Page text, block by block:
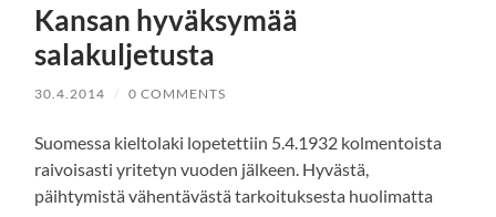
Kansan hyväksymää
salakuljetusta
30.4.2014 / 0 COMMENTS
Suomessa kieltolaki lopetettiin 5.4.1932 kolmentoista
raivoisasti yritetyn vuoden jälkeen. Hyvästä,
päihtymistä vähentävästä tarkoituksesta huolimatta